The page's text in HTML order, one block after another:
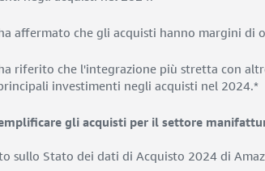
affermato che gli acquisti hanno margini di
riferito che l'integrazione più stretta con
investimenti negli acquisti nel 2024.*
gli acquisti per il settore
sullo Stato dei dati di Acquisto 2024 di